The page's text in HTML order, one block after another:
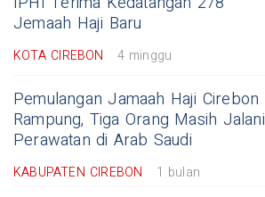
Jemaah Haji Baru
KOTA CIREBON 4 minggu
Pemulangan Jamaah Haji Cirebon
Rampung, Tiga Orang Masih Jalani
Perawatan di Arab Saudi
KABUPATEN CIREBON 1 bulan